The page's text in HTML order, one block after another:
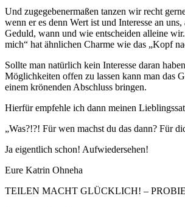
Und zugegebenermaßen tanzen wir recht
wenn er es denn Wert ist und Interesse an
Geduld, wann und wie entscheiden alleine
mich“ hat ähnlichen Charme wie das „Kopf
Sollte man natürlich kein Interesse daran
Möglichkeiten offen zu lassen kann man das
einem krönenden Abschluss bringen.
Hierfür empfehle ich dann meinen
„Was?!?! Für wen machst du das dann? Für
Ja eigentlich schon! Aufwiedersehen!
Eure Katrin Ohneha
TEILEN MACHT GLÜCKLICH! –